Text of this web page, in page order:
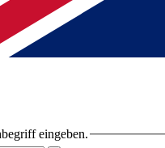
eingeben.